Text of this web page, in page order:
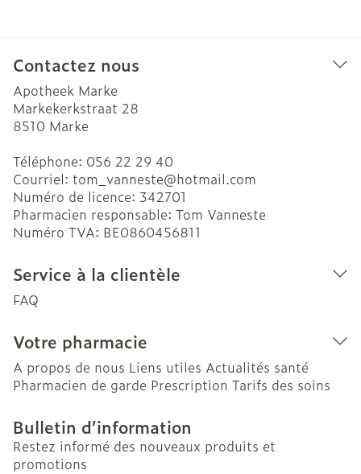
Contactez nous
Apotheek Marke
Markekerkstraat 28
8510 Marke
Téléphone: 056 22 29 40
Courriel: tom_vanneste@hotmail.com
Numéro de licence: 342701
Pharmacien responsable: Tom Vanneste
Numéro TVA: BE0860456811
Service à la clientèle
FAQ
Votre pharmacie
A propos de nous Liens utiles Actualités santé
Pharmacien de garde Prescription Tarifs des soins
Bulletin d’information
Restez informé des nouveaux produits et
promotions